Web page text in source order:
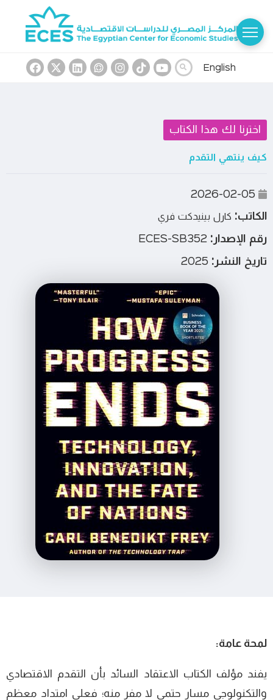
English
اخترنا لك هذا الكتاب
كيف ينتهي التقدم
الكاتب: كارل بينيدكت فري
رقم الإصدار:
تاريخ النشر:
لمحة عامة:
يفند مؤلف الكتاب الاعتقاد السائد بأن التقدم الاقتصادي
والتكنولوجي مسار حتمي لا مفر منه؛ فعلى امتداد معظم